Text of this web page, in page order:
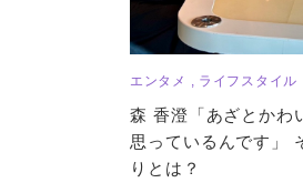
エンタメ , ライフスタイル
森 香澄「あざとかわ
思っているんです」
りとは？